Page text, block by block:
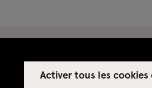
Activer tous les
Espace presse